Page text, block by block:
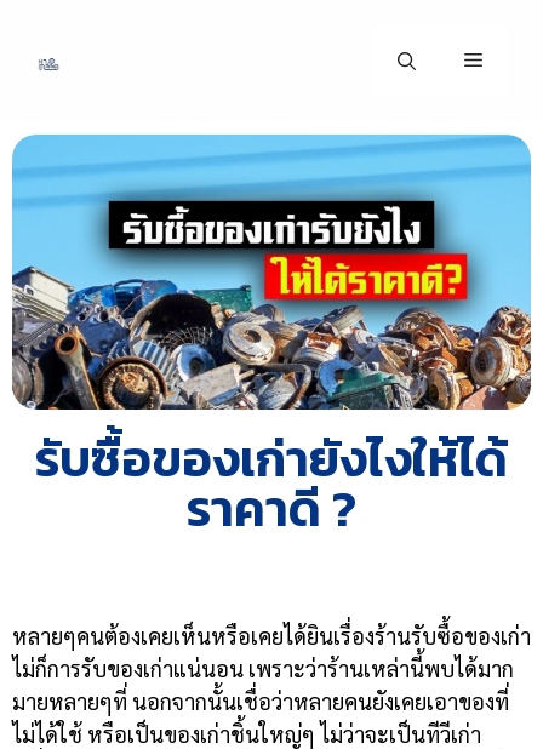
รับซื้อของเก่ายังไงให้ได้
ราคาดี ?
หลายๆคนต้องเคยเห็นหรือเคยได้ยินเรื่องร้านรับซื้อของเก่า
ไม่ก็การรับของเก่าแน่นอน เพราะว่าร้านเหล่านี้พบได้มาก
มายหลายๆที่ นอกจากนั้นเชื่อว่าหลายคนยังเคยเอาของที่
ไม่ได้ใช้ หรือเป็นของเก่าชิ้นใหญ่ๆ ไม่ว่าจะเป็นทีวีเก่า